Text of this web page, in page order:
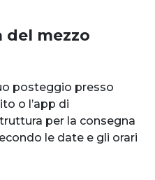
del mezzo
posteggio presso
o l’app di
per la consegna
le date e gli orari